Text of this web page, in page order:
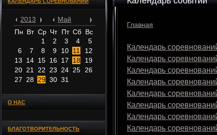
2013
Май
Пн Вт Ср Чт Пт Сб Вс
1
2 3 4
5
6
7 8 9 10 11
12
13
14 15 16 17 18
19
20 21 22 23 24 25
26
27
28 29 30 31
О НАС
БЛАГОТВОРИТЕЛЬНОСТЬ
Главная
Календарь
Календарь
Календарь
Календарь
Календарь
Календарь
Календарь
Календарь